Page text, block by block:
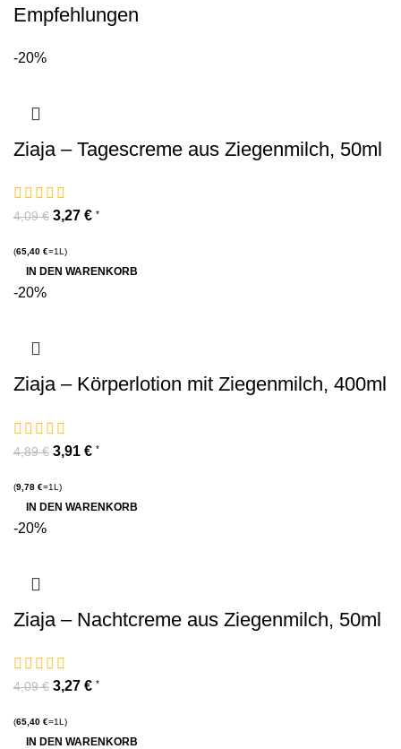
Empfehlungen
-20%
Ziaja – Tagescreme aus Ziegenmilch, 50ml
4,09€ 3,27 € *
(65,40 €=1L)
IN DEN WARENKORB
-20%
Ziaja – Körperlotion mit Ziegenmilch, 400ml
4,89€ 3,91 € *
(9,78 €=1L)
IN DEN WARENKORB
-20%
Ziaja – Nachtcreme aus Ziegenmilch, 50ml
4,09€ 3,27 € *
(65,40 €=1L)
IN DEN WARENKORB